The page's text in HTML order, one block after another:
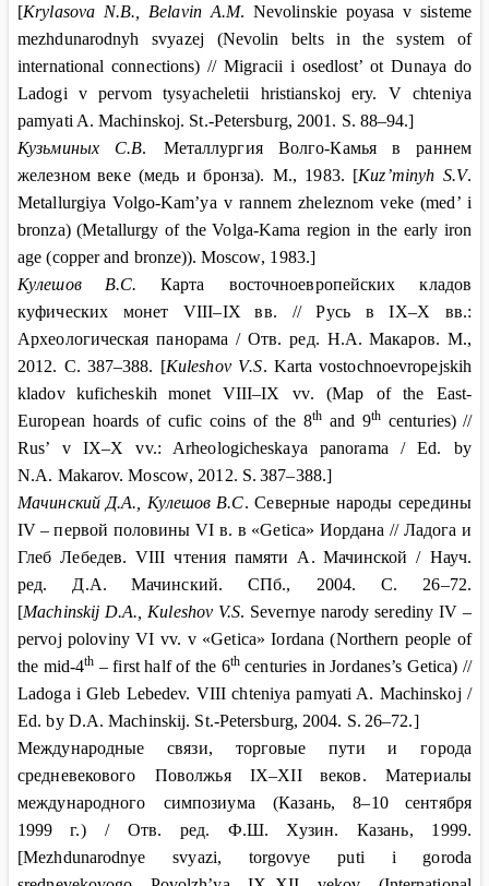
[Krylasova N.B., Belavin A.M. Nevolinskie poyasa v sisteme
mezhdunarodnyh svyazej (Nevolin belts in the system of
international connections) // Migracii i osedlost’ ot Dunaya do
Ladogi v pervom tysyacheletii hristianskoj ery. V chteniya
pamyati A. Machinskoj. St.-Petersburg, 2001. S. 88–94.]
Кузьминых
С.В. Металлургия Волго-Камья в
раннем
железном веке(медь и бронза). М., 1983. [Kuz’minyh S.V.
Metallurgiya Volgo-Kam’ya v rannem zheleznom veke (med’ i
bronza) (Metallurgy of the Volga-Kama region in the early iron
age (copper and bronze)). Moscow, 1983.]
Кулешов
В.С.Карта восточноевропейских кладов
куфических монет VIII–IX вв. //Русь вIX–X вв.:
Археологическая панорама / Отв. ред. Н.А. Макаров. М.,
2012. С. 387–388. [Kuleshov V.S.Karta vostochnoevropejskih
kladov
kuficheskih monet VIII–IX vv.(Map of the East-
European hoards of cufic coins of the 8th and 9th centuries) //
Rus’ v IX–X vv.: Arheologicheskaya panorama / Ed. by
N.A. Makarov. Moscow, 2012. S. 387–388.]
Мачинский Д.А., Кулешов В.С. Северные народы середины
IV – первой половиныVI в. в «Getica» Иордана // Ладога и
Глеб Лебедев.VIIIчтения памяти А. Мачинской / Науч.
ред. Д.А.
Мачинский. СПб., 2004.С. 26–72.
[Machinskij D.A., Kuleshov V.S. Severnye narody serediny IV –
pervoj poloviny VI vv. v «Getica» Iordana (Northern people of
the mid-4th – first half of the 6thcenturies in Jordanes’s Getica) //
Ladoga i Gleb Lebedev. VIII chteniya pamyati A. Machinskoj /
Ed. by D.A. Machinskij. St.-Petersburg, 2004. S. 26–72.]
Международные связи, торговые пути и города
средневекового Поволжья IX–XII
веков. Материалы
международного симпозиума (Казань, 8–10
сентября
1999
г.) / Отв. ред. Ф.Ш.
Хузин. Казань, 1999.
[Mezhdunarodnye svyazi, torgovye puti i goroda